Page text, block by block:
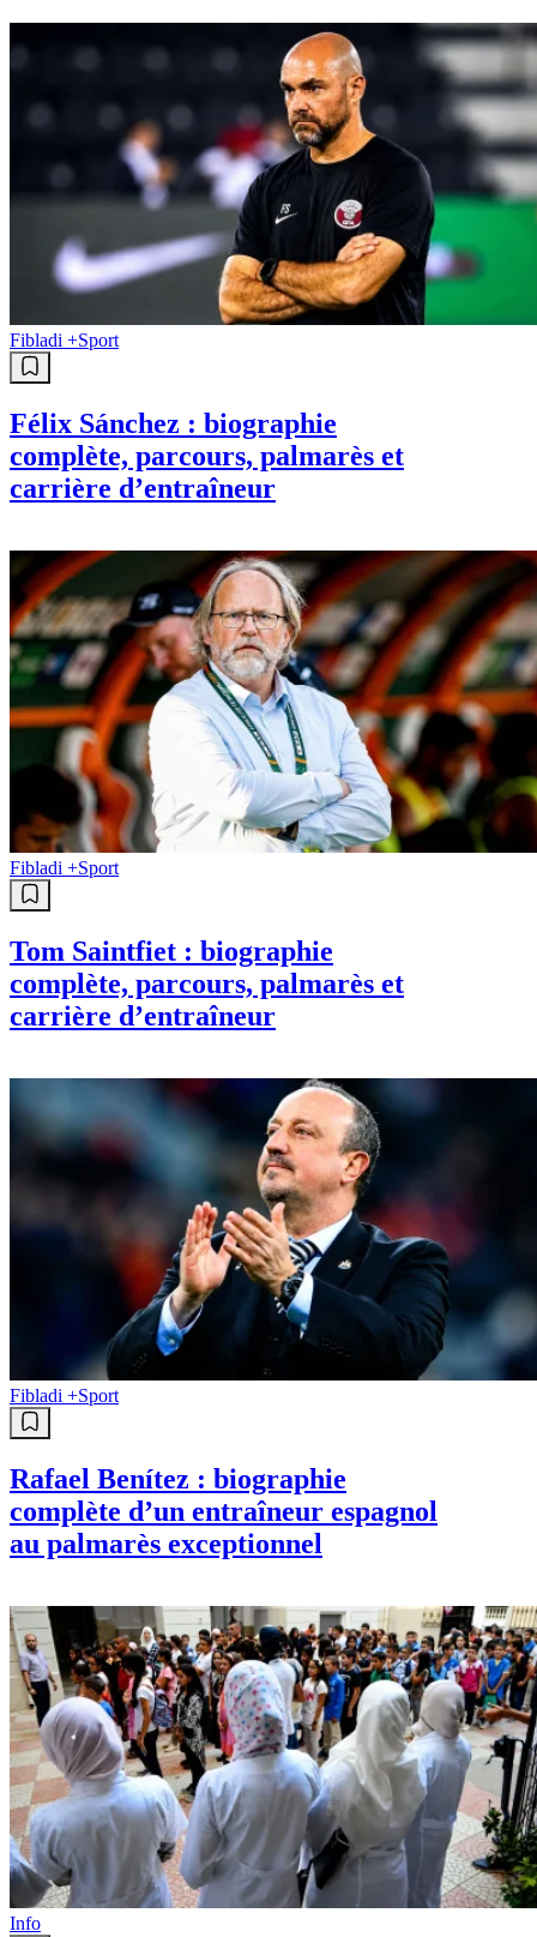
Fibladi +Sport
Félix Sánchez : biographie
complète, parcours, palmarès et
carrière d’entraîneur
Fibladi +Sport
Tom Saintfiet : biographie
complète, parcours, palmarès et
carrière d’entraîneur
Fibladi +Sport
Rafael Benítez : biographie
complète d’un entraîneur espagnol
au palmarès exceptionnel
Info